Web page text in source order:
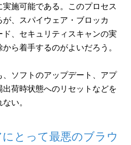
実施可能である。このプロセス
、スパイウェア・ブロッカ
、セキュリティスキャンの実
ら着手するのがよいだろう。
ソフトのアップデート、アプ
出荷時状態へのリセットなどを
い。
とって最悪のブラウ